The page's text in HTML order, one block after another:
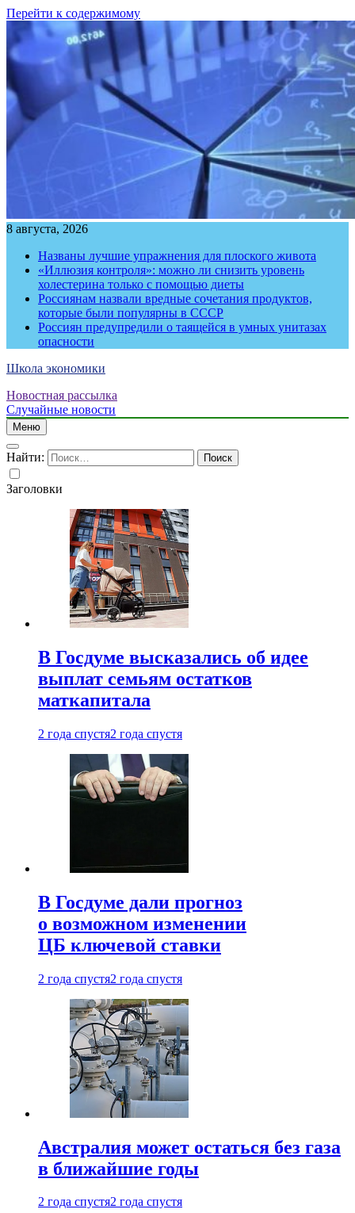
Перейти к содержимому
8 августа, 2026
Названы лучшие упражнения для плоского живота
«Иллюзия контроля»: можно ли снизить уровень
холестерина только с помощью диеты
Россиянам назвали вредные сочетания продуктов,
которые были популярны в СССР
Россиян предупредили о таящейся в умных унитазах
опасности
Школа экономики
Новостная рассылка
Случайные новости
Меню
Найти:
Заголовки
В Госдуме высказались об идее
выплат семьям остатков
маткапитала
2 года спустя2 года спустя
В Госдуме дали прогноз
о возможном изменении
ЦБ ключевой ставки
2 года спустя2 года спустя
Австралия может остаться без газа
в ближайшие годы
2 года спустя2 года спустя